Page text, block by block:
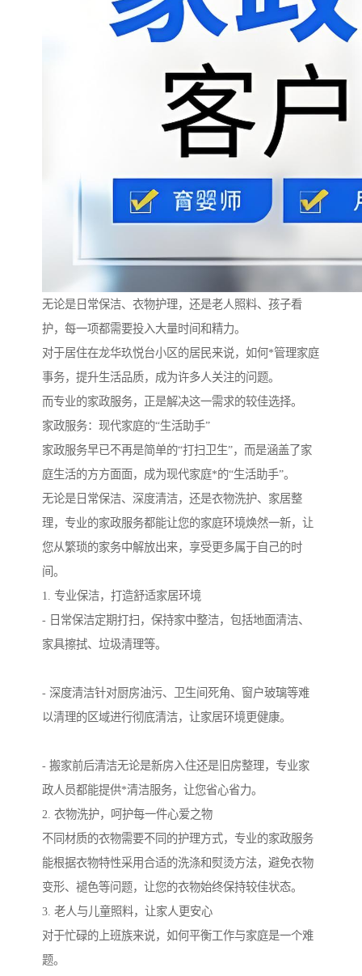
无论是日常保洁、衣物护理，还是老人照料、孩子看
护，每一项都需要投入大量时间和精力。
对于居住在龙华玖悦台小区的居民来说，如何*管理家庭
事务，提升生活品质，成为许多人关注的问题。
而专业的家政服务，正是解决这一需求的较佳选择。
家政服务：现代家庭的“生活助手”
家政服务早已不再是简单的“打扫卫生”，而是涵盖了家
庭生活的方方面面，成为现代家庭*的“生活助手”。
无论是日常保洁、深度清洁，还是衣物洗护、家居整
理，专业的家政服务都能让您的家庭环境焕然一新，让
您从繁琐的家务中解放出来，享受更多属于自己的时
间。
1. 专业保洁，打造舒适家居环境
- 日常保洁定期打扫，保持家中整洁，包括地面清洁、
家具擦拭、垃圾清理等。
- 深度清洁针对厨房油污、卫生间死角、窗户玻璃等难
以清理的区域进行彻底清洁，让家居环境更健康。
- 搬家前后清洁无论是新房入住还是旧房整理，专业家
政人员都能提供*清洁服务，让您省心省力。
2. 衣物洗护，呵护每一件心爱之物
不同材质的衣物需要不同的护理方式，专业的家政服务
能根据衣物特性采用合适的洗涤和熨烫方法，避免衣物
变形、褪色等问题，让您的衣物始终保持较佳状态。
3. 老人与儿童照料，让家人更安心
对于忙碌的上班族来说，如何平衡工作与家庭是一个难
题。